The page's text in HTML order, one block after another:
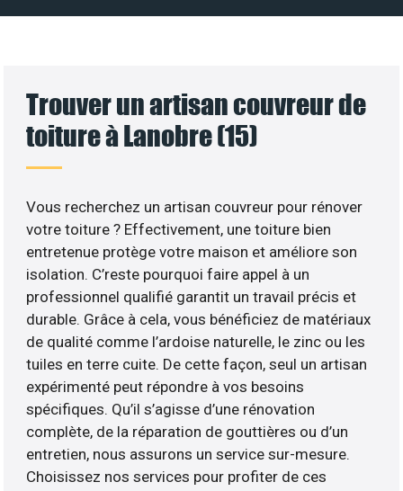
Trouver un artisan couvreur de
toiture à Lanobre (15)
Vous recherchez un artisan couvreur pour rénover
votre toiture ? Effectivement, une toiture bien
entretenue protège votre maison et améliore son
isolation. C’reste pourquoi faire appel à un
professionnel qualifié garantit un travail précis et
durable. Grâce à cela, vous bénéficiez de matériaux
de qualité comme l’ardoise naturelle, le zinc ou les
tuiles en terre cuite. De cette façon, seul un artisan
expérimenté peut répondre à vos besoins
spécifiques. Qu’il s’agisse d’une rénovation
complète, de la réparation de gouttières ou d’un
entretien, nous assurons un service sur-mesure.
Choisissez nos services pour profiter de ces